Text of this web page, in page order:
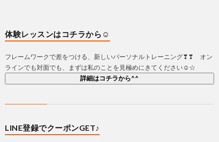
体験レッスンはコチラから☺
フレームワークで差をつける、新しいパーソナルトレーニング❣❣ オン
ラインでも対面でも、まずは私のことを見極めにきてください☺☆
詳細はコチラから^^
LINE登録でクーポンGET♪